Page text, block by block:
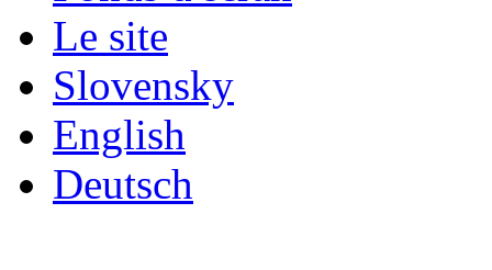
Le site
Slovensky
English
Deutsch